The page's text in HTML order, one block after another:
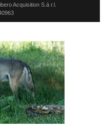
Acquisition S.á r.l.